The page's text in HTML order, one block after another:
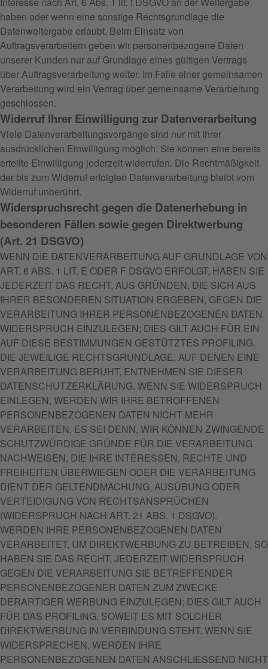
haben oder wenn eine sonstige Rechtsgrundlage die
Datenweitergabe erlaubt. Beim Einsatz von
Auftragsverarbeitern geben wir personenbezogene Daten
unserer Kunden nur auf Grundlage eines gültigen Vertrags
über Auftragsverarbeitung weiter. Im Falle einer gemeinsamen
Verarbeitung wird ein Vertrag über gemeinsame Verarbeitung
geschlossen.
Widerruf Ihrer Einwilligung zur Datenverarbeitung
Viele Datenverarbeitungsvorgänge sind nur mit Ihrer
ausdrücklichen Einwilligung möglich. Sie können eine bereits
erteilte Einwilligung jederzeit widerrufen. Die Rechtmäßigkeit
der bis zum Widerruf erfolgten Datenverarbeitung bleibt vom
Widerruf unberührt.
Widerspruchsrecht gegen die Datenerhebung in
besonderen Fällen sowie gegen Direktwerbung
(Art. 21 DSGVO)
WENN DIE DATENVERARBEITUNG AUF GRUNDLAGE VON
ART. 6 ABS. 1 LIT. E ODER F DSGVO ERFOLGT, HABEN SIE
JEDERZEIT DAS RECHT, AUS GRÜNDEN, DIE SICH AUS
IHRER BESONDEREN SITUATION ERGEBEN, GEGEN DIE
VERARBEITUNG IHRER PERSONENBEZOGENEN DATEN
WIDERSPRUCH EINZULEGEN; DIES GILT AUCH FÜR EIN
AUF DIESE BESTIMMUNGEN GESTÜTZTES PROFILING.
DIE JEWEILIGE RECHTSGRUNDLAGE, AUF DENEN EINE
VERARBEITUNG BERUHT, ENTNEHMEN SIE DIESER
DATENSCHUTZERKLÄRUNG. WENN SIE WIDERSPRUCH
EINLEGEN, WERDEN WIR IHRE BETROFFENEN
PERSONENBEZOGENEN DATEN NICHT MEHR
VERARBEITEN, ES SEI DENN, WIR KÖNNEN ZWINGENDE
SCHUTZWÜRDIGE GRÜNDE FÜR DIE VERARBEITUNG
NACHWEISEN, DIE IHRE INTERESSEN, RECHTE UND
FREIHEITEN ÜBERWIEGEN ODER DIE VERARBEITUNG
DIENT DER GELTENDMACHUNG, AUSÜBUNG ODER
VERTEIDIGUNG VON RECHTSANSPRÜCHEN
(WIDERSPRUCH NACH ART. 21 ABS. 1 DSGVO).
WERDEN IHRE PERSONENBEZOGENEN DATEN
VERARBEITET, UM DIREKTWERBUNG ZU BETREIBEN, SO
HABEN SIE DAS RECHT, JEDERZEIT WIDERSPRUCH
GEGEN DIE VERARBEITUNG SIE BETREFFENDER
PERSONENBEZOGENER DATEN ZUM ZWECKE
DERARTIGER WERBUNG EINZULEGEN; DIES GILT AUCH
FÜR DAS PROFILING, SOWEIT ES MIT SOLCHER
DIREKTWERBUNG IN VERBINDUNG STEHT. WENN SIE
WIDERSPRECHEN, WERDEN IHRE
PERSONENBEZOGENEN DATEN ANSCHLIESSEND NICHT